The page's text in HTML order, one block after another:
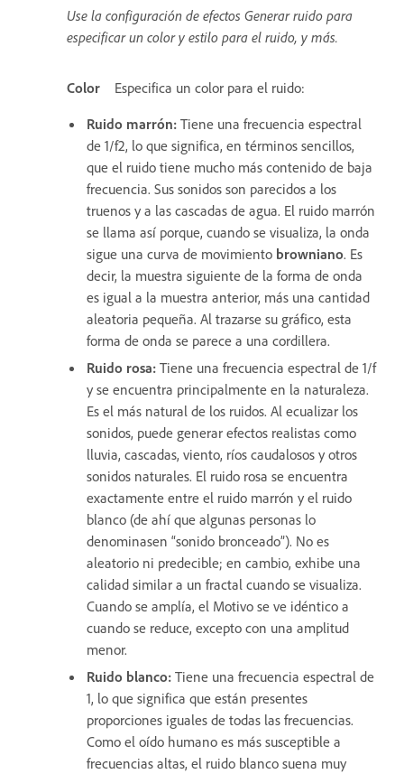
Use la configuración de efectos Generar ruido para
especificar un color y estilo para el ruido, y más.
Color
Especifica un color para el ruido:
Ruido marrón: Tiene una frecuencia espectral
de 1/f2, lo que significa, en términos sencillos,
que el ruido tiene mucho más contenido de baja
frecuencia. Sus sonidos son parecidos a los
truenos y a las cascadas de agua. El ruido marrón
se llama así porque, cuando se visualiza, la onda
sigue una curva de movimiento browniano. Es
decir, la muestra siguiente de la forma de onda
es igual a la muestra anterior, más una cantidad
aleatoria pequeña. Al trazarse su gráfico, esta
forma de onda se parece a una cordillera.
Ruido rosa: Tiene una frecuencia espectral de 1/f
y se encuentra principalmente en la naturaleza.
Es el más natural de los ruidos. Al ecualizar los
sonidos, puede generar efectos realistas como
lluvia, cascadas, viento, ríos caudalosos y otros
sonidos naturales. El ruido rosa se encuentra
exactamente entre el ruido marrón y el ruido
blanco (de ahí que algunas personas lo
denominasen “sonido bronceado”). No es
aleatorio ni predecible; en cambio, exhibe una
calidad similar a un fractal cuando se visualiza.
Cuando se amplía, el Motivo se ve idéntico a
cuando se reduce, excepto con una amplitud
menor.
Ruido blanco: Tiene una frecuencia espectral de
1, lo que significa que están presentes
proporciones iguales de todas las frecuencias.
Como el oído humano es más susceptible a
frecuencias altas, el ruido blanco suena muy